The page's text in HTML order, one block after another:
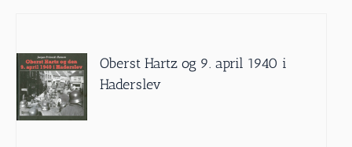
Oberst Hartz og 9. april 1940 i
Haderslev